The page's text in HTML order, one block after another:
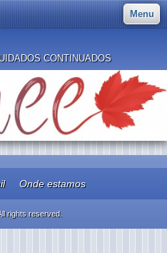
Menu
CONTINUADOS
Onde estamos
rights reserved.